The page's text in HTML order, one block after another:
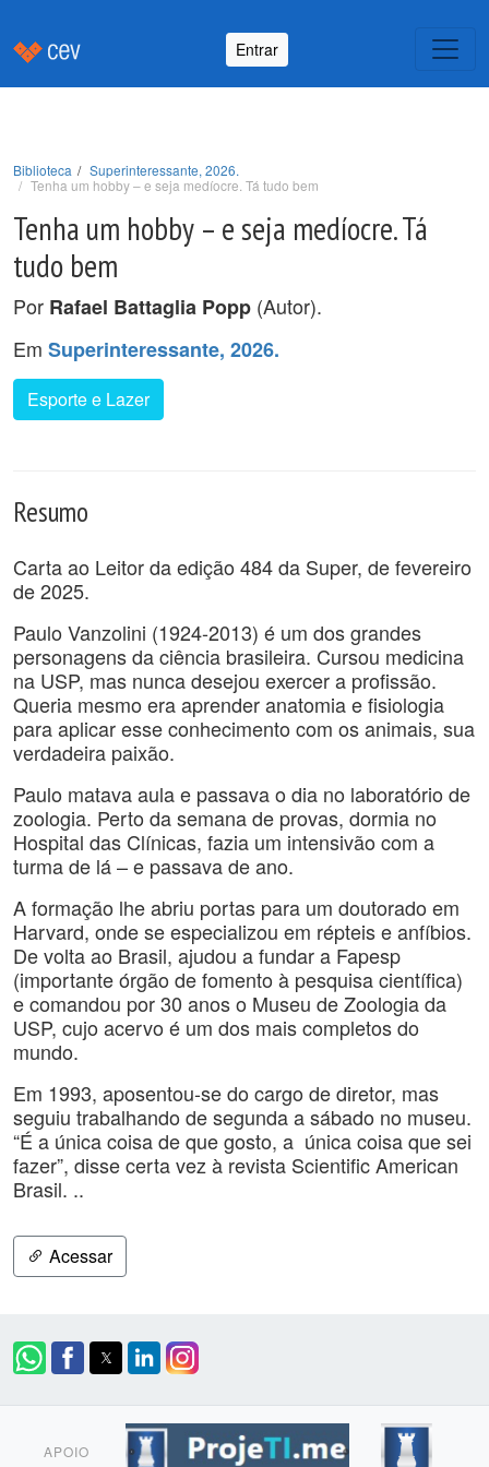
Entrar
Biblioteca
Superinteressante, 2026.
Tenha um hobby – e seja medíocre. Tá tudo bem
Tenha um hobby – e seja medíocre. Tá
tudo bem
Por Rafael Battaglia Popp (Autor).
Em Superinteressante, 2026.
Esporte e Lazer
Resumo
Carta ao Leitor da edição 484 da Super, de fevereiro
de 2025.
Paulo Vanzolini (1924-2013) é um dos grandes
personagens da ciência brasileira. Cursou medicina
na USP, mas nunca desejou exercer a profissão.
Queria mesmo era aprender anatomia e fisiologia
para aplicar esse conhecimento com os animais, sua
verdadeira paixão.
Paulo matava aula e passava o dia no laboratório de
zoologia. Perto da semana de provas, dormia no
Hospital das Clínicas, fazia um intensivão com a
turma de lá – e passava de ano.
A formação lhe abriu portas para um doutorado em
Harvard, onde se especializou em répteis e anfíbios.
De volta ao Brasil, ajudou a fundar a Fapesp
(importante órgão de fomento à pesquisa científica)
e comandou por 30 anos o Museu de Zoologia da
USP, cujo acervo é um dos mais completos do
mundo.
Em 1993, aposentou-se do cargo de diretor, mas
seguiu trabalhando de segunda a sábado no museu.
“É a única coisa de que gosto, a única coisa que sei
fazer”, disse certa vez à revista Scientific American
Brasil. ..
Acessar
APOIO